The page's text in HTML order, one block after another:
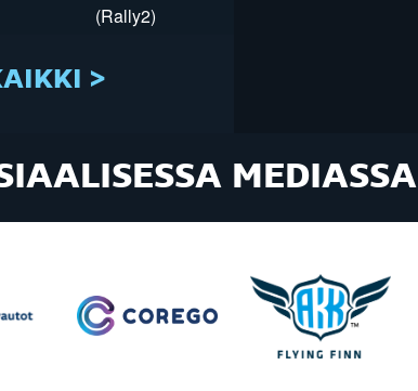
(Rally2)
>
MEDIASSA